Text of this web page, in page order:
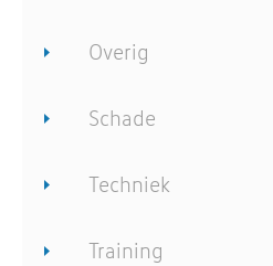
Overig
Schade
Techniek
Training